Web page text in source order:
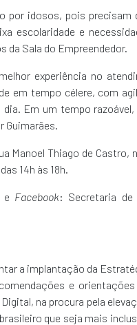
por idosos, pois precisam
escolaridade e
da Sala do Empreendedor.
experiência no
em tempo célere, com
Em um tempo
Guimarães.
Manoel Thiago de Castro,
14h às 18h.
e Facebook: Secretaria de
a implantação da
e orientações
na procura pela
que seja mais